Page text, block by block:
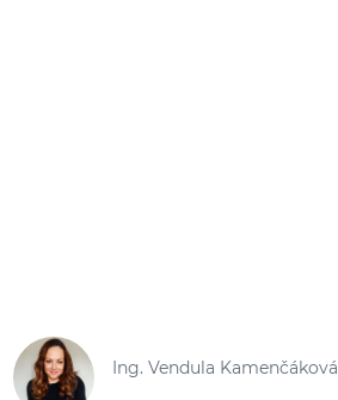
Ing. Vendula Kamenčáková